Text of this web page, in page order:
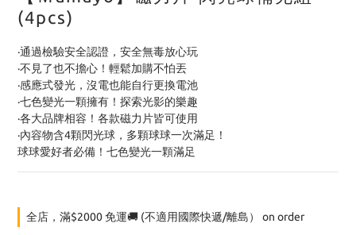
(4pcs)
·通過檢驗安全認證，安全無毒放心玩
·不見了也不擔心！輕鬆加購不怕丟
·感應式發光，沒電也能自行更換電池
·七色變光一顆擁有！探索光影的樂趣
·各大品牌相容！各款磁力片皆可使用
·內容物含4顆閃光球，多顆球球一次滿足！
球球愛好者必備！七色變光一顆滿足
全店，滿$2000 免運🚚 (不適用國際快遞/離島） on order